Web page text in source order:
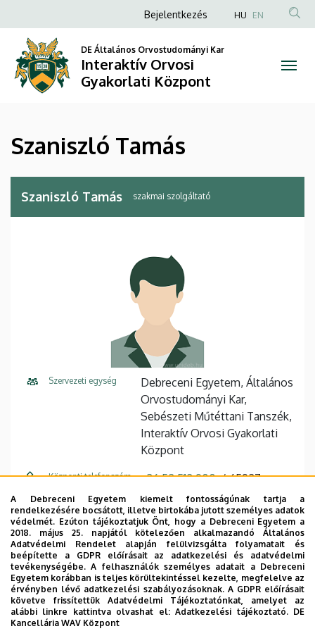
Tamás
Interaktív
Gyakorlati
Központ
a
tartalomra
Anonim
fiók
menüje
Bejelentkezés HU EN
DE Általános Orvostudományi Kar
Interaktív Orvosi
Gyakorlati Központ
Szaniszló Tamás
Szaniszló Tamás szakmai szolgáltató
Szervezeti egység
Debreceni Egyetem, Általános
Orvostudományi Kar,
Sebészeti Műtéttani Tanszék,
Interaktív Orvosi Gyakorlati
Központ
Központi telefonszám +36 52 512 900 65927
E-mail cím
szaniszlo.tamas@med.unideb.
hu
Cím
4032 Debrecen Nagyerdei
körút 98
Épület Szemklinika
Emelet, ajtó
A Debreceni Egyetem kiemelt fontosságúnak tartja a
rendelkezésére bocsátott, illetve birtokába jutott személyes adatok
védelmét. Ezúton tájékoztatjuk Önt, hogy a Debreceni Egyetem a
2018. május 25. napjától kötelezően alkalmazandó Általános
Adatvédelmi Rendelet alapján felülvizsgálta folyamatait és
beépítette a GDPR előírásait az adatkezelési és adatvédelmi
tevékenységébe. A felhasználók személyes adatait a Debreceni
Egyetem korábban is teljes körültekintéssel kezelte, megfelelve az
érvényben lévő adatkezelési szabályozásoknak. A GDPR előírásait
követve frissítettük Adatvédelmi Tájékoztatónkat, amelyet az
alábbi linkre kattintva olvashat el:Adatkezelési tájékoztató. DE
Kancellária WAV Központ